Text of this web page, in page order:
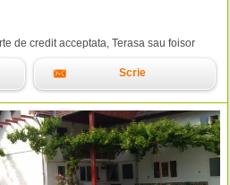
de credit acceptata, Terasa sau foisor
Scrie